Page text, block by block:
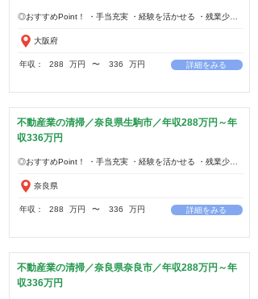
大阪府
年収： 288 万円 ​〜 336 万円 詳細をみる
不動産業の清掃／奈良県生駒市／年収288万円～年
収336万円
奈良県
年収： 288 万円 ​〜 336 万円 詳細をみる
不動産業の清掃／奈良県奈良市／年収288万円～年
収336万円